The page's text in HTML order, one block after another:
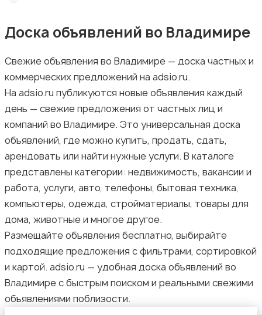
Доска объявлений во Владимире
Свежие объявления во Владимире — доска частных и
коммерческих предложений на adsio.ru.
На adsio.ru публикуются новые объявления каждый
день — свежие предложения от частных лиц и
компаний во Владимире. Это универсальная доска
объявлений, где можно купить, продать, сдать,
арендовать или найти нужные услуги. В каталоге
представлены категории: недвижимость, вакансии и
работа, услуги, авто, телефоны, бытовая техника,
компьютеры, одежда, стройматериалы, товары для
дома, животные и многое другое.
Размещайте объявления бесплатно, выбирайте
подходящие предложения с фильтрами, сортировкой
и картой. adsio.ru — удобная доска объявлений во
Владимире с быстрым поиском и реальными свежими
объявлениями поблизости.